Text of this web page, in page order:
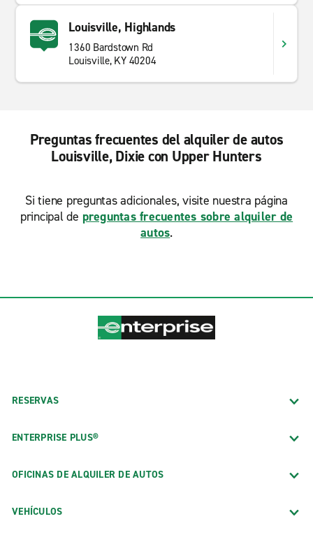
Louisville, Highlands
1360 Bardstown Rd
Louisville, KY 40204
Preguntas frecuentes del alquiler de autos
Louisville, Dixie con Upper Hunters
Si tiene preguntas adicionales, visite nuestra página
principal de preguntas frecuentes sobre alquiler de
autos.
RESERVAS
ENTERPRISE PLUS®
OFICINAS DE ALQUILER DE AUTOS
VEHÍCULOS